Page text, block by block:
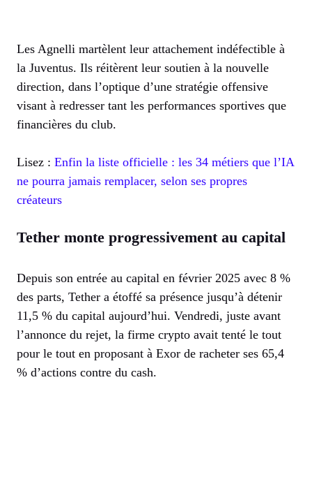
Les Agnelli martèlent leur attachement indéfectible à
la Juventus. Ils réitèrent leur soutien à la nouvelle
direction, dans l’optique d’une stratégie offensive
visant à redresser tant les performances sportives que
financières du club.
Lisez : Enfin la liste officielle : les 34 métiers que l’IA
ne pourra jamais remplacer, selon ses propres
créateurs
Tether monte progressivement au capital
Depuis son entrée au capital en février 2025 avec 8 %
des parts, Tether a étoffé sa présence jusqu’à détenir
11,5 % du capital aujourd’hui. Vendredi, juste avant
l’annonce du rejet, la firme crypto avait tenté le tout
pour le tout en proposant à Exor de racheter ses 65,4
% d’actions contre du cash.